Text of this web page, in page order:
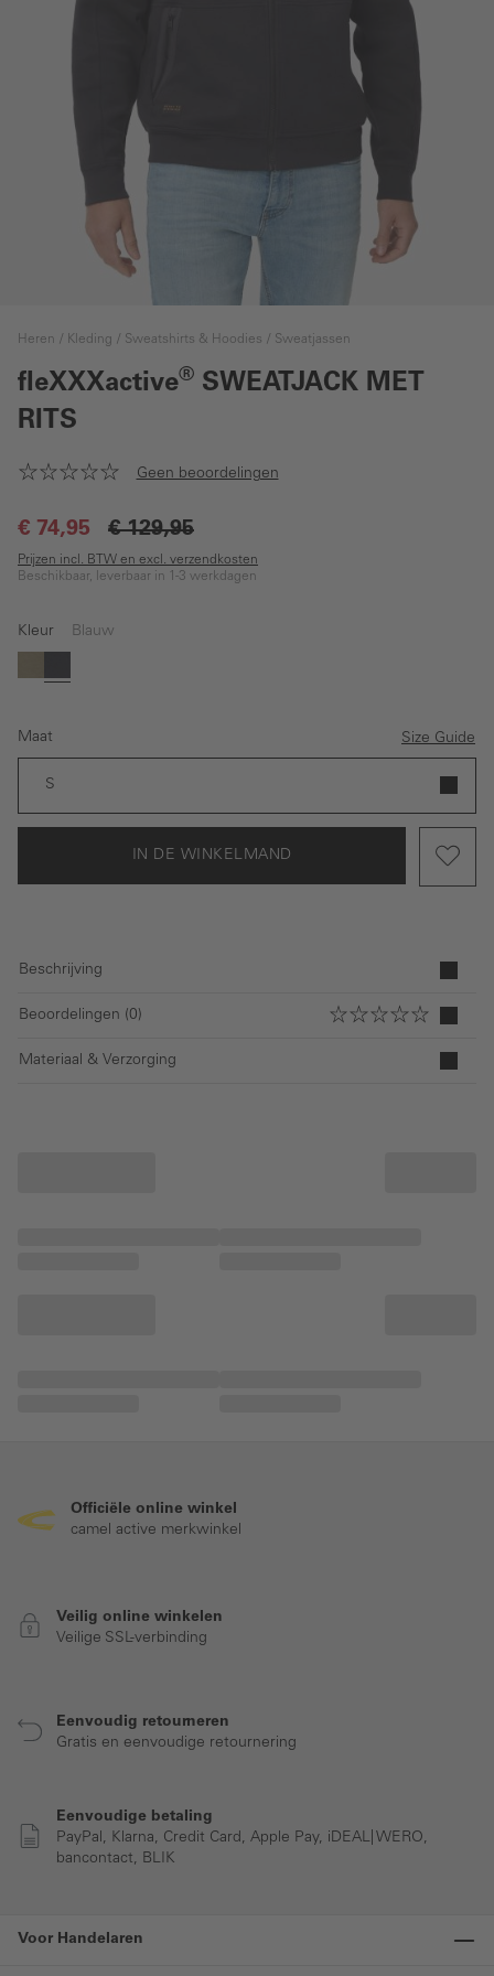
Heren Kleding Sweatshirts & Hoodies Sweatjassen
fleXXXactive® SWEATJACK MET
RITS
Geen beoordelingen
€ 74,95 € 129,95
Prijzen incl. BTW en excl. verzendkosten
Beschikbaar, leverbaar in 1-3 werkdagen
Kleur Blauw
GroenBlauw
Maat Size Guide
S
IN DE WINKELMAND
Beschrijving
Beoordelingen (0)
Materiaal & Verzorging
Officiële online winkel
camel active merkwinkel
Veilig online winkelen
Veilige SSL-verbinding
Eenvoudig retourneren
Gratis en eenvoudige retournering
Eenvoudige betaling
PayPal, Klarna, Credit Card, Apple Pay, iDEAL| WERO,
bancontact, BLIK
Voor Handelaren